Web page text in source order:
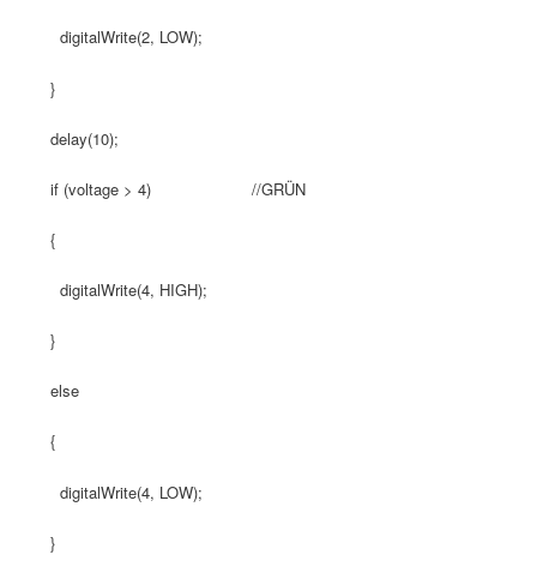
digitalWrite(2, LOW);
}
delay(10);
if (voltage > 4) //GRÜN
{
digitalWrite(4, HIGH);
}
else
{
digitalWrite(4, LOW);
}